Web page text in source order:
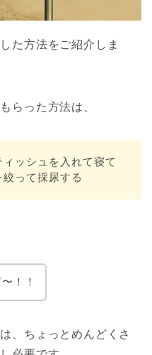
た方法をご紹介しま
らった方法は、
ッシュを入れて寝て
って採尿する
！！
、ちょっとめんどくさ